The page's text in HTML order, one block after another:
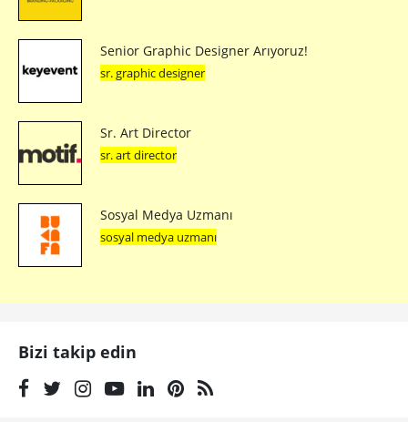
Senior Graphic Designer Arıyoruz!
sr. graphic designer
Sr. Art Director
sr. art director
Sosyal Medya Uzmanı
sosyal medya uzmanı
Bizi takip edin